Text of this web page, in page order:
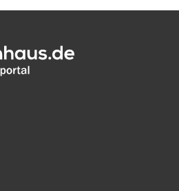
Daten zur Auswahl
personalisierte
zur Auswahl